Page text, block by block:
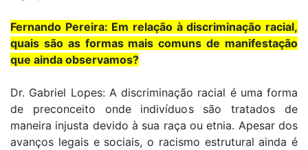
Fernando Pereira: Em relação à discriminação racial,
quais são as formas mais comuns de manifestação
que ainda observamos?
Dr. Gabriel Lopes: A discriminação racial é uma forma
de preconceito onde indivíduos são tratados de
maneira injusta devido à sua raça ou etnia. Apesar dos
avanços legais e sociais, o racismo estrutural ainda é